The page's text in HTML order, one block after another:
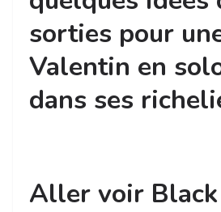
sorties pour
Valentin en
dans ses
Aller voir